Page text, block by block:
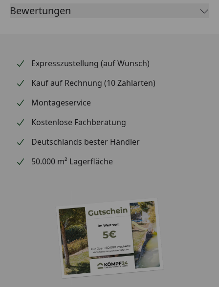
Bewertungen
Expresszustellung (auf Wunsch)
Kauf auf Rechnung (10 Zahlarten)
Montageservice
Kostenlose Fachberatung
Deutschlands bester Händler
50.000 m² Lagerfläche